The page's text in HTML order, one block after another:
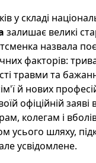
у складі
залишає великі
назвала
факторів:
травми та
й нових
офіційній заяві
колегам і
усього шляху,
усвідомлене.